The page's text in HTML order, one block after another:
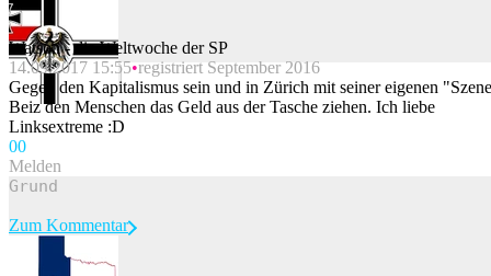
Beitrag melden
Watson - die Weltwoche der SP
14.09.2017 15:55 registriert September 2016
Gegen den Kapitalismus sein und in Zürich mit seiner eigenen
Beiz den Menschen das Geld aus der Tasche ziehen. Ich liebe
Linksextreme :D
00
Melden
Zum Kommentar